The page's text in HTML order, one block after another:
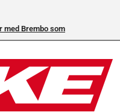
Brembo som